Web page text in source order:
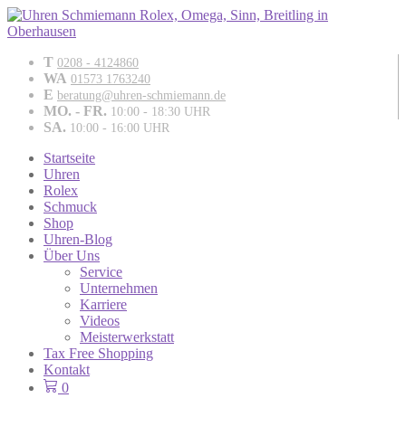
T 0208 - 4124860
WA 01573 1763240
E beratung@uhren-schmiemann.de
MO. - FR. 10:00 - 18:30 UHR
SA. 10:00 - 16:00 UHR
Startseite
Uhren
Rolex
Schmuck
Shop
Uhren-Blog
Über Uns
Service
Unternehmen
Karriere
Videos
Meisterwerkstatt
Tax Free Shopping
Kontakt
0